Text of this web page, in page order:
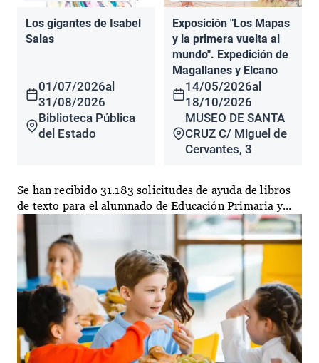
Los gigantes de Isabel
Salas
01/07/2026al
31/08/2026
Biblioteca Pública
del Estado
Exposición "Los Mapas
y la primera vuelta al
mundo". Expedición de
Magallanes y Elcano
14/05/2026al
18/10/2026
MUSEO DE SANTA
CRUZ C/ Miguel de
Cervantes, 3
Se han recibido 31.183 solicitudes de ayuda de libros
de texto para el alumnado de Educación Primaria y...